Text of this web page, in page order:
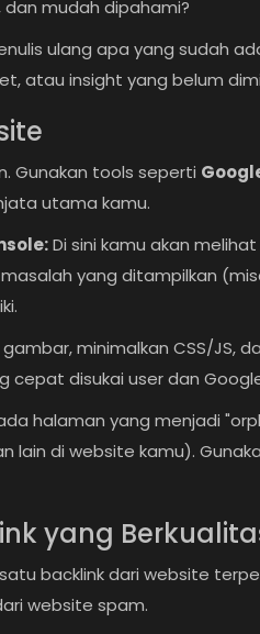
mudah dipahami?
ulang apa yang sudah
atau insight yang belum
Gunakan tools seperti
utama kamu.
Di sini kamu akan
yang ditampilkan
minimalkan CSS/JS,
cepat disukai user dan
halaman yang menjadi
lain di website kamu).
yang
backlink dari website
website spam.
Informasi
MPL Itu Apa
Mobile Legends